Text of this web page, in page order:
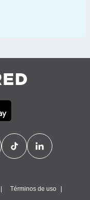
Términos de uso